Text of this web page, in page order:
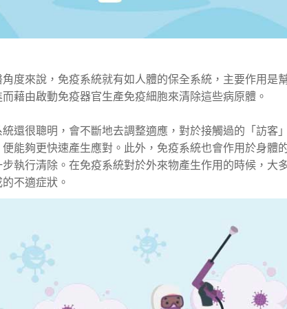
角度來說，免疫系統就有如人體的保全系統，主要作用是
藉由啟動免疫器官生產免疫細胞來清除這些病原體。
統還很聰明，會不斷地去調整適應，對於接觸過的「訪客
便能夠更快速產生應對。此外，免疫系統也會作用於身體
步執行清除。在免疫系統對於外來物產生作用的時候，大
不適症狀。